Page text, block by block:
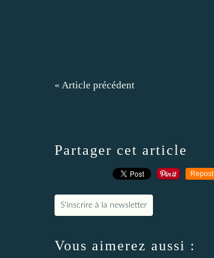
« Article précédent
Partager cet article
Repost
S'inscrire à la newsletter
Vous aimerez aussi :